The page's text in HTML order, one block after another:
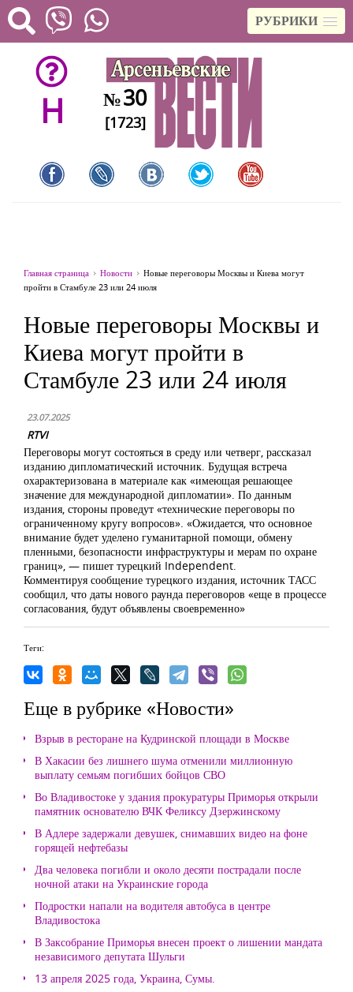
РУБРИКИ
H №30
[1723]
Главная страница Новости
Новые переговоры Москвы и Киева могут
пройти в Стамбуле 23 или 24 июля
Новые переговоры Москвы и
Киева могут пройти в
Стамбуле 23 или 24 июля
23.07.2025
RTVI
Переговоры могут состояться в среду или четверг, рассказал
изданию дипломатический источник. Будущая встреча
охарактеризована в материале как «имеющая решающее
значение для международной дипломатии». По данным
издания, стороны проведут «технические переговоры по
ограниченному кругу вопросов». «Ожидается, что основное
внимание будет уделено гуманитарной помощи, обмену
пленными, безопасности инфраструктуры и мерам по охране
границ», — пишет турецкий Independent.
Комментируя сообщение турецкого издания, источник ТАСС
сообщил, что даты нового раунда переговоров «еще в процессе
согласования, будут объявлены своевременно»
Теги:
Еще в рубрике «Новости»
Взрыв в ресторане на Кудринской площади в Москве
В Хакасии без лишнего шума отменили миллионную
выплату семьям погибших бойцов СВО
Во Владивостоке у здания прокуратуры Приморья открыли
памятник основателю ВЧК Феликсу Дзержинскому
В Адлере задержали девушек, снимавших видео на фоне
горящей нефтебазы
Два человека погибли и около десяти пострадали после
ночной атаки на Украинские города
Подростки напали на водителя автобуса в центре
Владивостока
В Заксобрание Приморья внесен проект о лишении мандата
независимого депутата Шульги
13 апреля 2025 года, Украина, Сумы.